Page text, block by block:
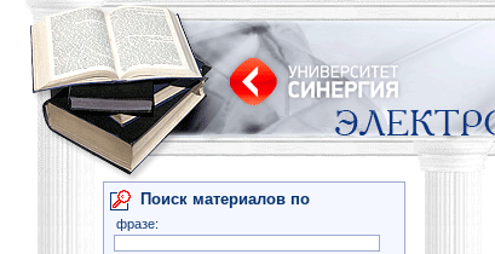
Поиск материалов по
фразе: